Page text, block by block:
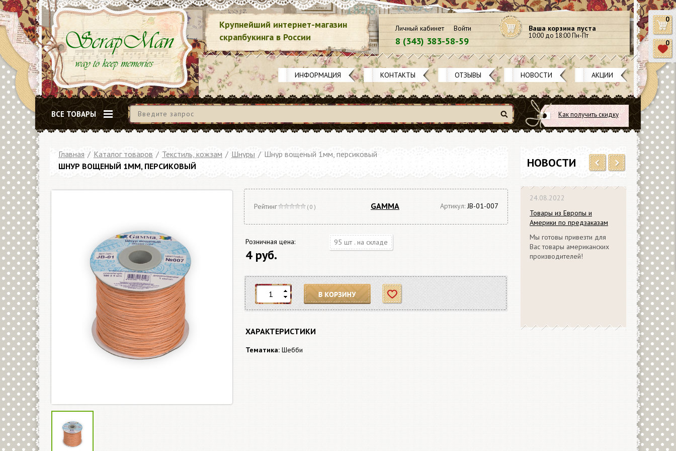
Ваша корзина пуста
10:00 до 18:00 Пн-Пт
Личный кабинет Войти
8 (343) 383-58-59
Крупнейший интернет-магазин
скрапбукинга в России
ИНФОРМАЦИЯ КОНТАКТЫ ОТЗЫВЫ НОВОСТИ АКЦИИ
Как получить скидку
Найти
ВСЕ ТОВАРЫ
НОВОСТИ
24.08.2022
Товары из Европы и
Америки по предзаказам
Мы готовы привезти для
Вас товары американских
производителей!
Главная / Каталог товаров / Текстиль, кожзам / Шнуры / Шнур вощеный 1мм, персиковый
ШНУР ВОЩЕНЫЙ 1ММ, ПЕРСИКОВЫЙ
GAMMA
Рейтинг ( 0 ) Артикул:JB-01-007
Розничная цена:
4 руб.
95 шт . на складе
В корзину Отложить
ХАРАКТЕРИСТИКИ
Тематика: Шебби
0
0